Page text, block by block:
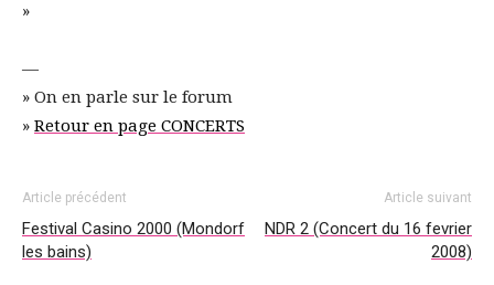
»
—
» On en parle sur le forum
» Retour en page CONCERTS
Article précédent
Festival Casino 2000 (Mondorf
les bains)
Article suivant
NDR 2 (Concert du 16 fevrier
2008)